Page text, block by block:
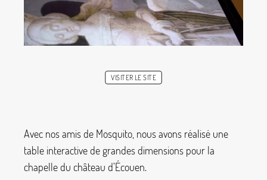
VISITER LE SITE
Avec nos amis de Mosquito, nous avons réalisé une
table interactive de grandes dimensions pour la
chapelle du château d’Écouen.